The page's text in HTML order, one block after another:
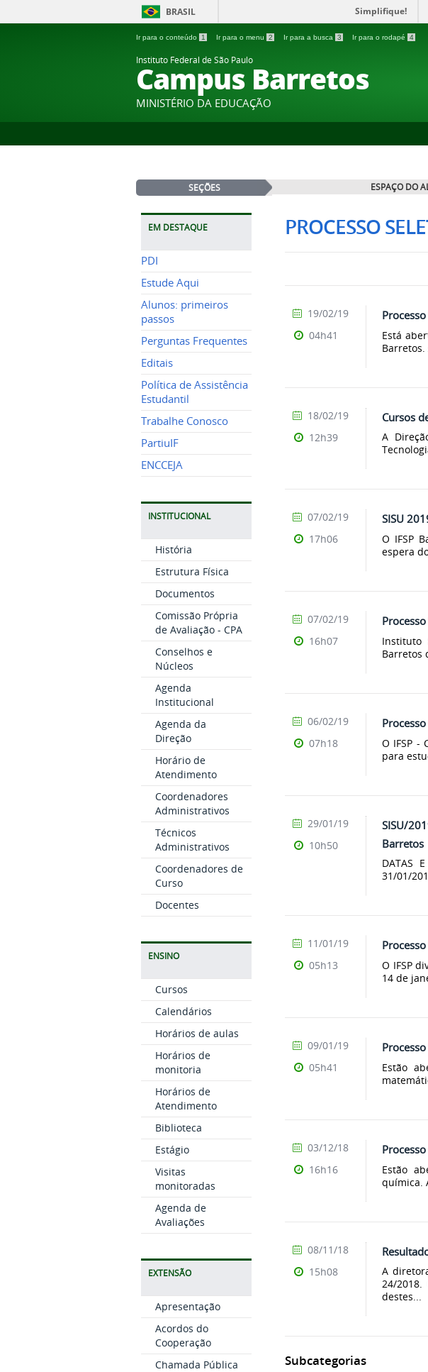
BRASIL Simplifique!
Ir para o conteúdo 1 Ir para o menu 2 Ir para a busca 3 Ir para o rodapé 4
Instituto Federal de São Paulo
Campus Barretos
MINISTÉRIO DA EDUCAÇÃO
SEÇÕES ESPAÇO DO
EM DESTAQUE
PDI
Estude Aqui
Alunos: primeiros
passos
Perguntas Frequentes
Editais
Política de Assistência
Estudantil
Trabalhe Conosco
PartiuIF
ENCCEJA
INSTITUCIONAL
História
Estrutura Física
Documentos
Comissão Própria
de Avaliação - CPA
Conselhos e
Núcleos
Agenda
Institucional
Agenda da
Direção
Horário de
Atendimento
Coordenadores
Administrativos
Técnicos
Administrativos
Coordenadores de
Curso
Docentes
ENSINO
Cursos
Calendários
Horários de aulas
Horários de
monitoria
Horários de
Atendimento
Biblioteca
Estágio
Visitas
monitoradas
Agenda de
Avaliações
EXTENSÃO
Apresentação
Acordos do
Cooperação
Chamada Pública
PROCESSO
Está
Barretos.
19/02/19
04h41
Cursos
A
18/02/19
12h39
SISU
O IFSP
espera
07/02/19
17h06
Instituto
Barretos
07/02/19
16h07
O IFSP -
para
06/02/19
07h18
SISU/
Barretos
DATAS
31/01/
29/01/19
10h50
O IFSP
14 de
11/01/19
05h13
Estão
09/01/19
05h41
Estão
química.
03/12/18
16h16
A
24/
destes...
08/11/18
15h08
Subcategorias